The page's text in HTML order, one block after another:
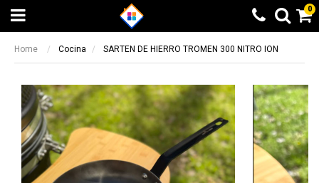
0
Home Cocina SARTEN DE HIERRO TROMEN 300 NITRO ION
Elegí otra opción
Beneficio Santander
6 cuotas sin interés + 10% de
reintegro sin tope. 9 y 12 cuotas sin
interés en productos seleccionados
BUSCAR
Calculando...espere
¡LISTO!